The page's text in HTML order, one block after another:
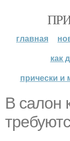
главная
как
прически и
В салон